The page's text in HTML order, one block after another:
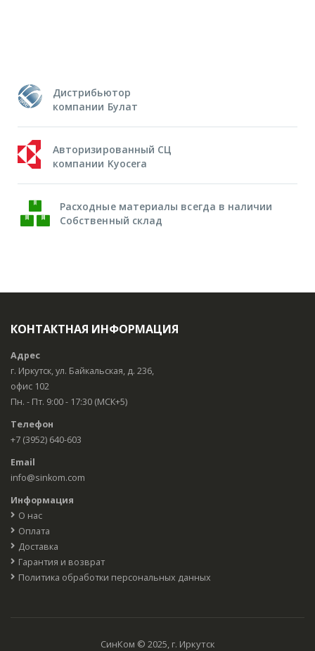
Дистрибьютор
компании Булат
Авторизированный СЦ
компании Kyocera
Расходные материалы всегда в наличии
Собственный склад
КОНТАКТНАЯ ИНФОРМАЦИЯ
Адрес
г. Иркутск, ул. Байкальская, д. 236,
офис 102
Пн. - Пт. 9:00 - 17:30 (МСК+5)
Телефон
+7 (3952) 640-603
Email
info@sinkom.com
Информация
О нас
Оплата
Доставка
Гарантия и возврат
Политика обработки персональных данных
СинКом © 2025, г. Иркутск